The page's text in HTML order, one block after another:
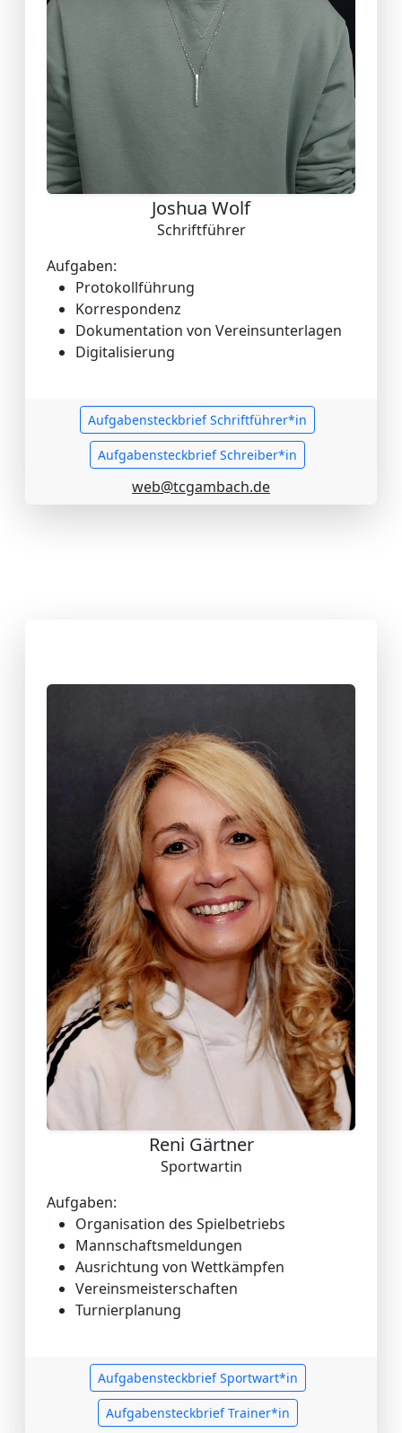
Joshua Wolf
Schriftführer
Aufgaben:
Protokollführung
Korrespondenz
Dokumentation von Vereinsunterlagen
Digitalisierung
Aufgabensteckbrief Schriftführer*in
Aufgabensteckbrief Schreiber*in
web@tcgambach.de
Reni Gärtner
Sportwartin
Aufgaben:
Organisation des Spielbetriebs
Mannschaftsmeldungen
Ausrichtung von Wettkämpfen
Vereinsmeisterschaften
Turnierplanung
Aufgabensteckbrief Sportwart*in
Aufgabensteckbrief Trainer*in